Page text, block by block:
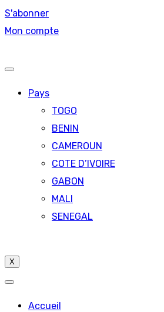
S'abonner
Mon compte
Pays
TOGO
BENIN
CAMEROUN
COTE D’IVOIRE
GABON
MALI
SENEGAL
X
Accueil